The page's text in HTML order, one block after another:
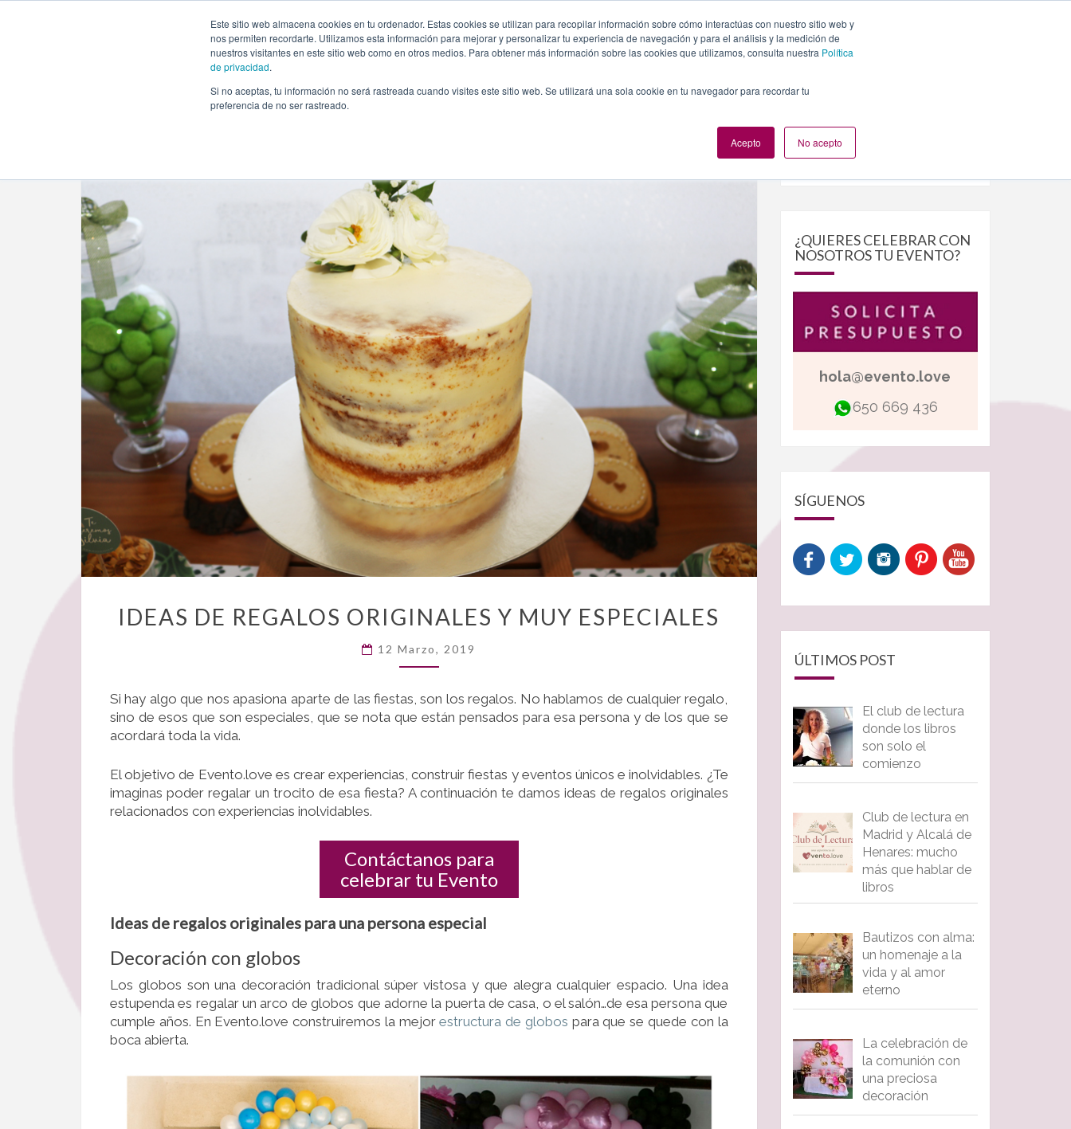
Este sitio web almacena cookies en tu ordenador. Estas cookies se utilizan para recopilar información sobre cómo interactúas con nuestro sitio web y
nos permiten recordarte. Utilizamos esta información para mejorar y personalizar tu experiencia de navegación y para el análisis y la medición de
nuestros visitantes en este sitio web como en otros medios. Para obtener más información sobre las cookies que utilizamos, consulta nuestra Política
de privacidad.
Si no aceptas, tu información no será rastreada cuando visites este sitio web. Se utilizará una sola cookie en tu navegador para recordar tu
preferencia de no ser rastreado.
Acepto No acepto
INICIO QUIÉNES SOMOS TE OFRECEMOS PLANES NUESTROS EVENTOS
Ideas de regalos originales y muy especiales
DE
ORIGINALES
MUY
ESPECIALES
IDEAS DE REGALOS ORIGINALES Y MUY ESPECIALES
12 Marzo, 2019
Si hay algo que nos apasiona aparte de las fiestas, son los regalos. No hablamos de cualquier regalo,
sino de esos que son especiales, que se nota que están pensados para esa persona y de los que se
acordará toda la vida.
El objetivo de Evento.love es crear experiencias, construir fiestas y eventos únicos e inolvidables. ¿Te
imaginas poder regalar un trocito de esa fiesta? A continuación te damos ideas de regalos originales
relacionados con experiencias inolvidables.
Contáctanos para
celebrar tu Evento
Ideas de regalos originales para una persona especial
Decoración con globos
Los globos son una decoración tradicional súper vistosa y que alegra cualquier espacio. Una idea
estupenda es regalar un arco de globos que adorne la puerta de casa, o el salón…de esa persona que
cumple años. En Evento.love construiremos la mejorestructura de globos para que se quede con la
boca abierta.
Buscar
¿QUIERES CELEBRAR CON
NOSOTROS TU EVENTO?
hola@evento.love
650 669 436
SÍGUENOS
ÚLTIMOS POST
El club de lectura
donde los libros
son solo el
comienzo
Club de lectura en
Madrid y Alcalá de
Henares: mucho
más que hablar de
libros
Bautizos con alma:
un homenaje a la
vida y al amor
eterno
La celebración de
la comunión con
una preciosa
decoración